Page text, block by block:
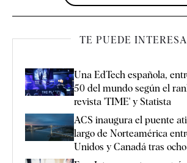
TE PUEDE
Una EdTech española,
50 del mundo según el
revista 'TIME' y Statista
ACS inaugura el puente
largo de Norteamérica
Unidos y Canadá tras